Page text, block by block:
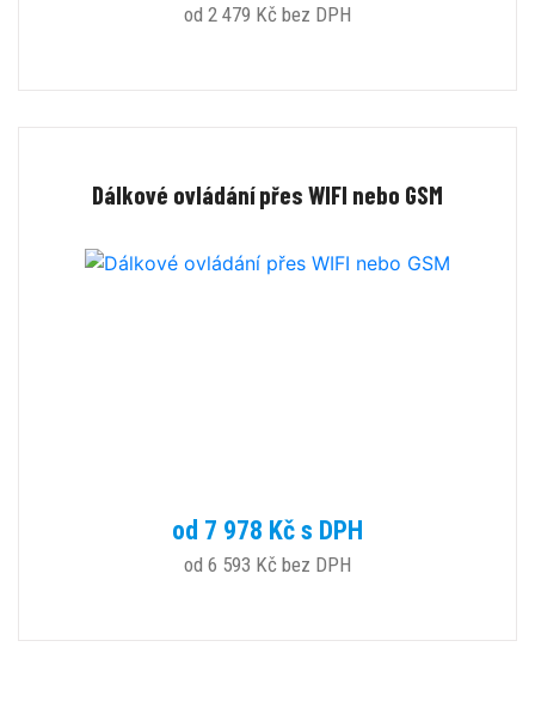
od 2 479 Kč bez DPH
Dálkové ovládání přes WIFI nebo GSM
od 7 978 Kč s DPH
od 6 593 Kč bez DPH